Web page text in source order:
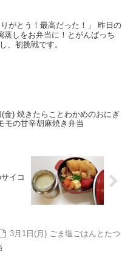
がとう！最高だった！」 昨日の
蒸しをお弁当に！とがんばっち
、初挑戦です。
(金) 焼きたらことわかめのおにぎ
モの甘辛胡麻焼き弁当
イコ
3月1日(月) ごま塩ごはんとたつ